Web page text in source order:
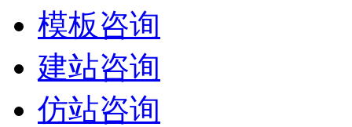
模板咨询
建站咨询
仿站咨询